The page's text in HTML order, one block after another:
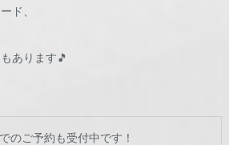
ド、
あります🎵
のご予約も受付中です！